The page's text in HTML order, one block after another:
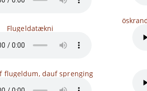
Flugeldatækni
flugeldum, dauf sprenging